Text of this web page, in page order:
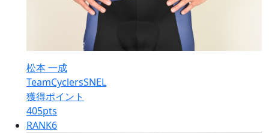
松本 一成
TeamCyclersSNEL
獲得ポイント
405pts
RANK6